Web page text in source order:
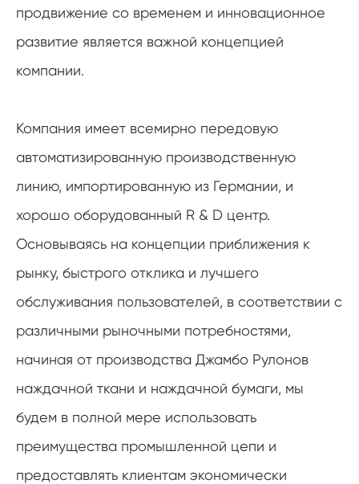
продвижение со временем и инновационное
развитие является важной концепцией
компании.
Компания имеет всемирно передовую
автоматизированную производственную
линию, импортированную из Германии, и
хорошо оборудованный R & D центр.
Основываясь на концепции приближения к
рынку, быстрого отклика и лучшего
обслуживания пользователей, в соответствии с
различными рыночными потребностями,
начиная от производства Джамбо Рулонов
наждачной ткани и наждачной бумаги, мы
будем в полной мере использовать
преимущества промышленной цепи и
предоставлять клиентам экономически